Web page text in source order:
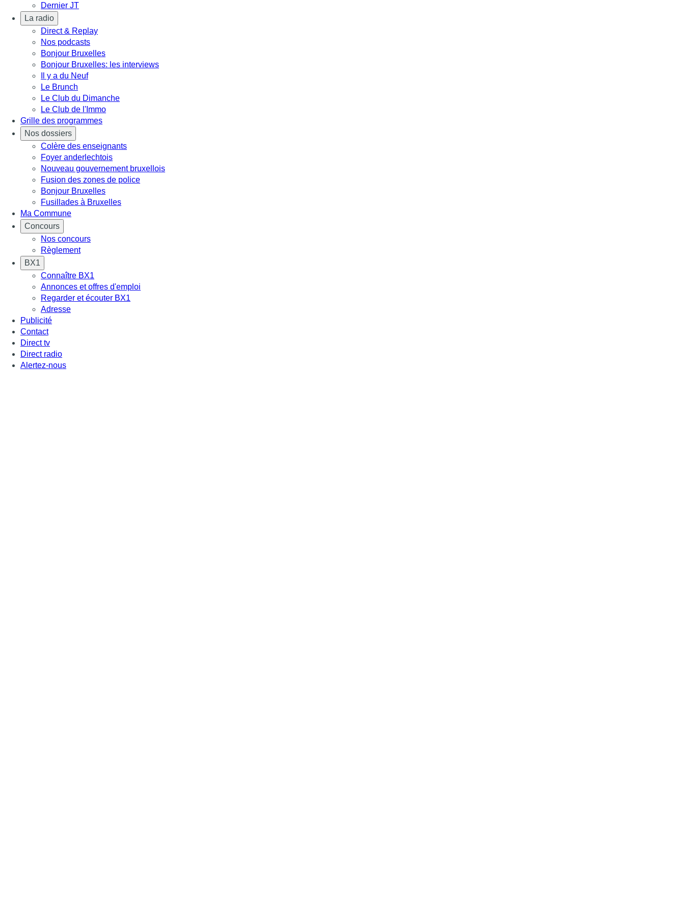
Dernier JT
La radio
Direct & Replay
Nos podcasts
Bonjour Bruxelles
Bonjour Bruxelles: les interviews
Il y a du Neuf
Le Brunch
Le Club du Dimanche
Le Club de l'Immo
Grille des programmes
Nos dossiers
Colère des enseignants
Foyer anderlechtois
Nouveau gouvernement bruxellois
Fusion des zones de police
Bonjour Bruxelles
Fusillades à Bruxelles
Ma Commune
Concours
Nos concours
Règlement
BX1
Connaître BX1
Annonces et offres d'emploi
Regarder et écouter BX1
Adresse
Publicité
Contact
Direct tv
Direct radio
Alertez-nous